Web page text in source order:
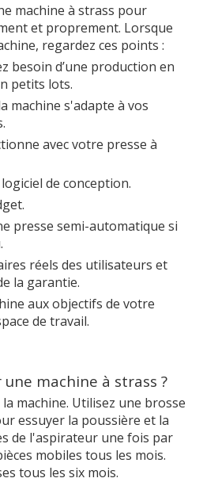
machine à strass pour
et proprement. Lorsque
regardez ces points :
besoin d’une production en
petits lots.
machine s'adapte à vos
avec votre presse à
de conception.
presse semi-automatique si
réels des utilisateurs et
la garantie.
aux objectifs de votre
de travail.
machine à strass ?
machine. Utilisez une brosse
essuyer la poussière et la
de l'aspirateur une fois par
mobiles tous les mois.
tous les six mois.